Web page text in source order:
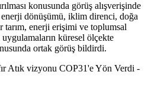
konusunda görüş alışverişinde
dönüşümü, iklim direnci, doğa
enerji erişimi ve toplumsal
uygulamaların küresel ölçekte
ortak görüş bildirdi.